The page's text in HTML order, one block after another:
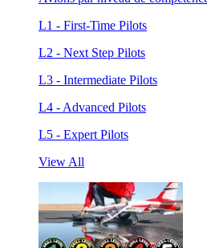
L1 - First-Time Pilots
L2 - Next Step Pilots
L3 - Intermediate Pilots
L4 - Advanced Pilots
L5 - Expert Pilots
View All